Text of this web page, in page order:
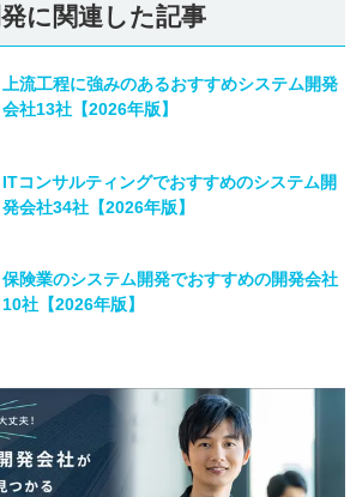
に関連した記事
上流工程に強みのあるおすすめシステム開発
会社13社【2026年版】
ITコンサルティングでおすすめのシステム開
発会社34社【2026年版】
保険業のシステム開発でおすすめの開発会社
10社【2026年版】